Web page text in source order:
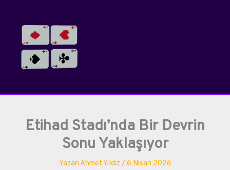
Etihad Stadı’nda Bir Devrin
Sonu Yaklaşıyor
Yazan Ahmet Yıldız /6 Nisan 2026